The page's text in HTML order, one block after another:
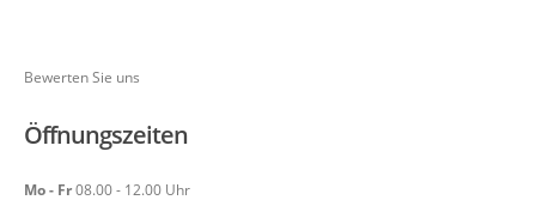
Bewerten Sie uns
Öffnungszeiten
Mo - Fr08.00 - 12.00 Uhr